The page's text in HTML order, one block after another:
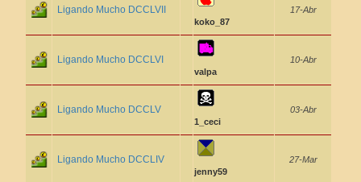
Ligando Mucho DCCLVII
koko_87
17-Abr
Ligando Mucho DCCLVI
valpa
10-Abr
Ligando Mucho DCCLV
1_ceci
03-Abr
Ligando Mucho DCCLIV
jenny59
27-Mar